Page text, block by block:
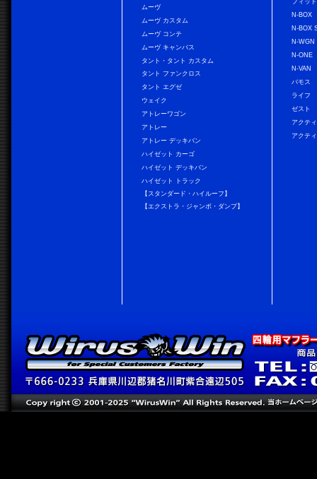
ムーヴ
ムーヴ カスタム
ムーヴ コンテ
ムーヴ キャンバス
タント・タント カスタム
タント ファンクロス
タント エグゼ
ウェイク
アトレーワゴン
アトレー
アトレー デッキバン
ハイゼット カーゴ
ハイゼット デッキバン
ハイゼット トラック
【スタンダード・ハイルーフ】
【エクストラ・ジャンボ・ダンプ】
N-BOX
N-BOX
N-WGN
N-ONE
N-VAN
バモス
ライフ
ゼスト
アクテ
アクテ